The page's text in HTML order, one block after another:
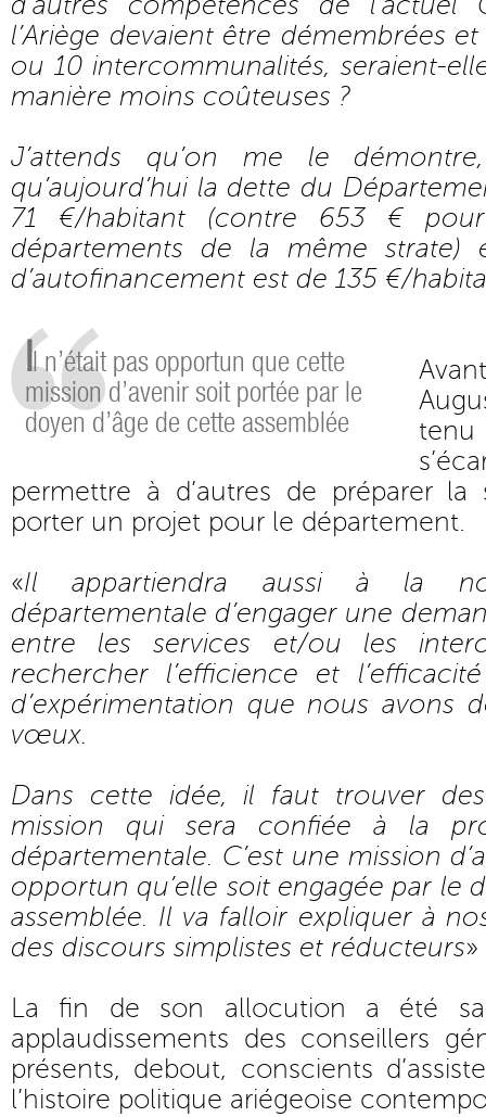
l’Ariège devaient être démembrées
ou 10 intercommunalités, seraient-
manière moins coûteuses ?
J’attends qu’on me le
qu’aujourd’hui la dette du
71 €/habitant (contre 653 €
départements de la même strate)
d’autofinancement est de 135 €/
Il n’était pas opportun que cette
mission d’avenir soit portée par le
doyen d’âge de cette assemblée
tenu
permettre à d’autres de préparer la
porter un projet pour le département.
«Il appartiendra aussi à la
départementale d’engager une
entre les services et/ou les
rechercher l’efficience et
d’expérimentation que nous avons
vœux.
Dans cette idée, il faut trouver
mission qui sera confiée à la
départementale. C’est une mission
opportun qu’elle soit engagée par le
assemblée. Il va falloir expliquer à
des discours simplistes et réducteurs»
La fin de son allocution a été
applaudissements des conseillers
présents, debout, conscients
l’histoire politique ariégeoise